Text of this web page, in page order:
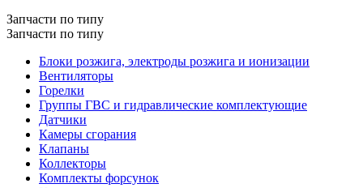
Запчасти по типу
Запчасти по типу
Блоки розжига, электроды розжига и ионизации
Вентиляторы
Горелки
Группы ГВС и гидравлические комплектующие
Датчики
Камеры сгорания
Клапаны
Коллекторы
Комплекты форсунок